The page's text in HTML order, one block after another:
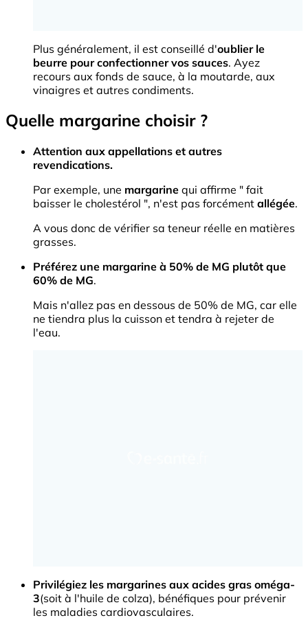
Plus généralement, il est conseillé d'oublier le
beurre pour confectionner vos sauces. Ayez
recours aux fonds de sauce, à la moutarde, aux
vinaigres et autres condiments.
Quelle margarine choisir ?
Attention aux appellations et autres
revendications.
Par exemple, une margarine qui affirme " fait
baisser le cholestérol ", n'est pas forcément allégée.
A vous donc de vérifier sa teneur réelle en matières
grasses.
Préférez une margarine à 50% de MG plutôt que
60% de MG.
Mais n'allez pas en dessous de 50% de MG, car elle
ne tiendra plus la cuisson et tendra à rejeter de
l'eau.
Privilégiez les margarines aux acides gras oméga-
3(soit à l'huile de colza), bénéfiques pour prévenir
les maladies cardiovasculaires.